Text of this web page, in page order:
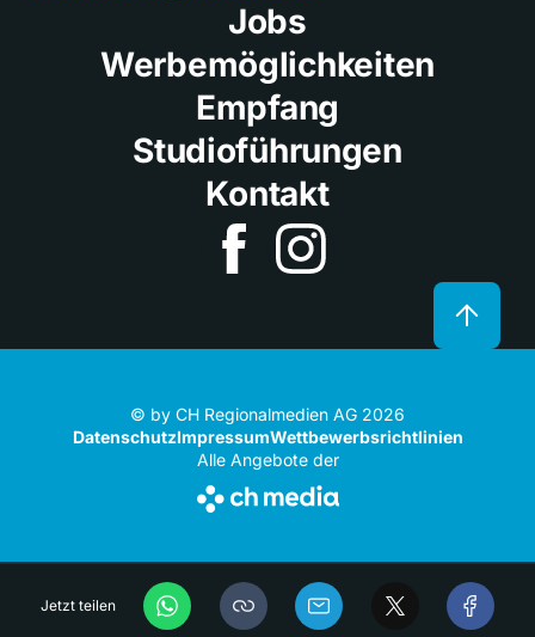
Jetzt teilen
Jobs
Werbemöglichkeiten
Empfang
Studioführungen
Kontakt
© by CH Regionalmedien AG 2026
DatenschutzImpressumWettbewerbsrichtlinien
Alle Angebote der